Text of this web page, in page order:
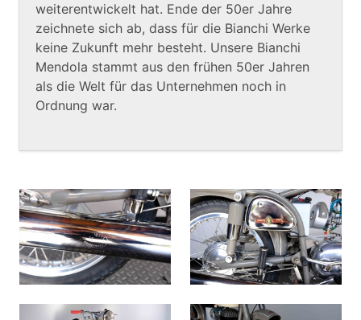
weiterentwickelt hat. Ende der 50er Jahre
zeichnete sich ab, dass für die Bianchi Werke
keine Zukunft mehr besteht. Unsere Bianchi
Mendola stammt aus den frühen 50er Jahren
als die Welt für das Unternehmen noch in
Ordnung war.